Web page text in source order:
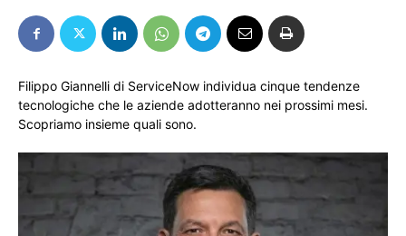
Filippo Giannelli di ServiceNow individua cinque tendenze
tecnologiche che le aziende adotteranno nei prossimi mesi.
Scopriamo insieme quali sono.